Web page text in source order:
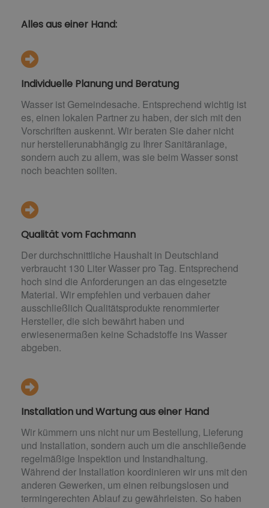
Alles aus einer Hand:
Individuelle Planung und Beratung
Wasser ist Gemeindesache. Entsprechend wichtig ist
es, einen lokalen Partner zu haben, der sich mit den
Vorschriften auskennt. Wir beraten Sie daher nicht
nur herstellerunabhängig zu Ihrer Sanitäranlage,
sondern auch zu allem, was sie beim Wasser sonst
noch beachten sollten.
Qualität vom Fachmann
Der durchschnittliche Haushalt in Deutschland
verbraucht 130 Liter Wasser pro Tag. Entsprechend
hoch sind die Anforderungen an das eingesetzte
Material. Wir empfehlen und verbauen daher
ausschließlich Qualitätsprodukte renommierter
Hersteller, die sich bewährt haben und
erwiesenermaßen keine Schadstoffe ins Wasser
abgeben.
Installation und Wartung aus einer Hand
Wir kümmern uns nicht nur um Bestellung, Lieferung
und Installation, sondern auch um die anschließende
regelmäßige Inspektion und Instandhaltung.
Während der Installation koordinieren wir uns mit den
anderen Gewerken, um einen reibungslosen und
termingerechten Ablauf zu gewährleisten. So haben